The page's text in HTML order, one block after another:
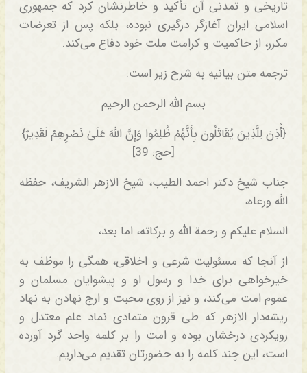
تاریخی و تمدنی آن تأکید و خاطرنشان کرد که جمهوری
اسلامی ایران آغازگر درگیری نبوده، بلکه پس از تعرضات
مکرر، از حاکمیت و کرامت ملت خود دفاع می‌کند.
ترجمه متن بیانیه به شرح زیر است:
بسم الله الرحمن الرحیم
{أُذِنَ لِلَّذِینَ یُقَاتَلُونَ بِأَنَّهُمْ ظُلِمُوا وَإِنَّ اللَّهَ عَلَیٰ نَصْرِهِمْ لَقَدِیرٌ}
[حج: 39]
جناب شیخ دکتر احمد الطیب، شیخ الازهر الشریف، حفظه
الله ورعاه،
السلام علیکم و رحمة الله و برکاته، اما بعد،
از آنجا که مسئولیت شرعی و اخلاقی، همگی را موظف به
خیرخواهی برای خدا و رسول او و پیشوایان مسلمان و
عموم امت می‌کند، و نیز از روی محبت و ارج نهادن به نهاد
ریشه‌دار الازهر که طی قرون متمادی نماد علم معتدل و
رویکردی درخشان بوده و امت را بر کلمه واحد گرد آورده
است، این چند کلمه را به حضورتان تقدیم می‌داریم.